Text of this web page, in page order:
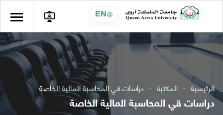
EN
الرئيسية المكتبة دراسات قي المحاسبة المالية الخاصة
دراسات قي المحاسبة المالية الخاصة